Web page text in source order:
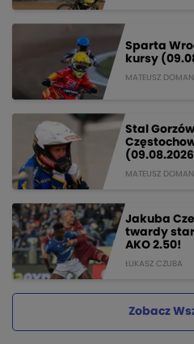
Sparta
kursy
MATEUSZ
Stal
MATEUSZ
Jakuba
twardy
AKO 2.50!
ŁUKASZ CZUBA
Zobacz